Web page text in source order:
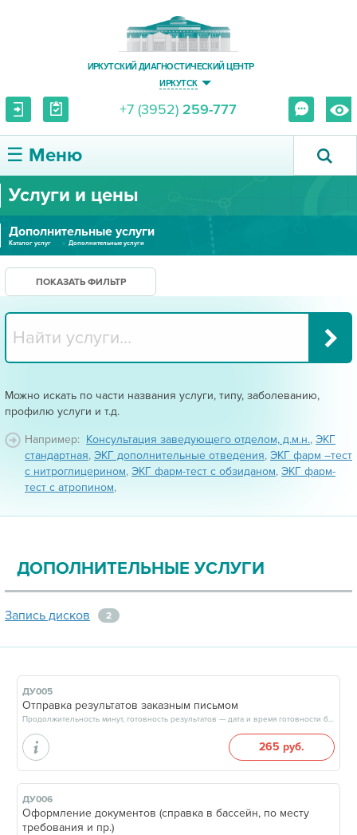
ИРКУТСКИЙ ДИАГНОСТИЧЕСКИЙ ЦЕНТР
ИРКУТСК
+7 (3952) 259-777
☰ Меню
О ЦЕНТРЕ
УСЛУГИ И ЦЕНЫ
ПАЦИЕНТУ
ВРАЧУ
Услуги и цены
Дополнительные услуги
Каталог услуг Дополнительные услуги
ПОКАЗАТЬ ФИЛЬТР
Можно искать по части названия услуги, типу, заболеванию,
профилю услуги и т.д.
Например: Консультация заведующего отделом, д.м.н., ЭКГ
стандартная, ЭКГ дополнительные отведения, ЭКГ фарм –тест
с нитроглицерином, ЭКГ фарм-тест с обзиданом, ЭКГ фарм-
тест с атропином,
ДОПОЛНИТЕЛЬНЫЕ УСЛУГИ
Запись дисков 2
ДУ005
Отправка результатов заказным письмом
Продолжительность минут, готовность результатов — дата и время готовности будут сообщены врачом в день приёма
265 руб.
ДУ006
Оформление документов (справка в бассейн, по месту
требования и пр.)